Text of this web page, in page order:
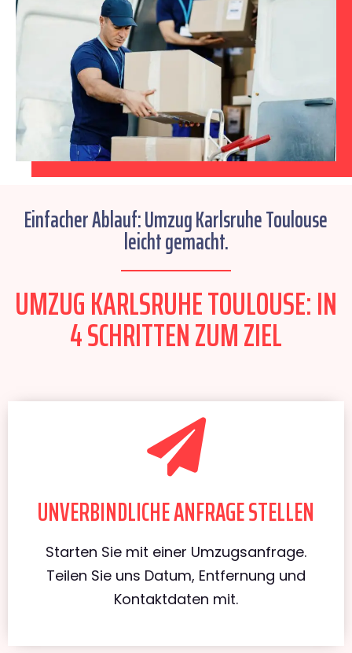
Einfacher Ablauf: Umzug Karlsruhe Toulouse
leicht gemacht.
UMZUG KARLSRUHE TOULOUSE: IN
4 SCHRITTEN ZUM ZIEL
UNVERBINDLICHE ANFRAGE STELLEN
Starten Sie mit einer Umzugsanfrage.
Teilen Sie uns Datum, Entfernung und
Kontaktdaten mit.